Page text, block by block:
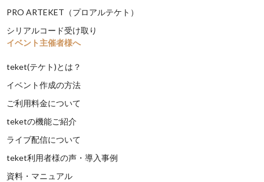
PRO ARTEKET（プロアルテケト）
シリアルコード受け取り
イベント主催者様へ
teket(テケト)とは？
イベント作成の方法
ご利用料金について
teketの機能ご紹介
ライブ配信について
teket利用者様の声・導入事例
資料・マニュアル